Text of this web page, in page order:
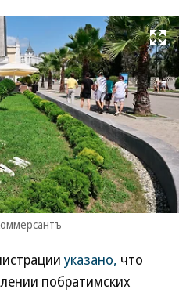
Развернуть
указано, что
побратимских